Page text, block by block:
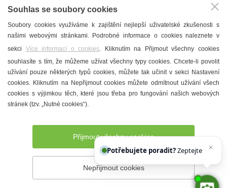
T. G. Masaryk
Mandloně
Ubytování
Restaurace
Městské muzeum a galerie
Denní meníčka
Prohlášení o přístupnosti Správce webu
Souhlas se soubory cookies
Soubory cookies využíváme k zajištění nejlepší uživatelské zkušenosti s
našimi webovými stránkami. Podrobné informace o cookies naleznete v
sekci Více informací o cookies. Kliknutím na Přijmout všechny cookies
souhlasíte s tím, že můžeme užívat všechny typy cookies. Chcete-li povolit
užívání pouze některých typů cookies, můžete tak učinit v sekci Nastavení
cookies. Kliknutím na Nepřijmout cookies můžete odmítnout užívání všech
cookies s výjimkou těch, které jsou třeba pro fungování našich webových
stránek (tzv. „Nutné cookies“).
Přijmout všechny cookies
Nepřijmout cookies
Potřebujete poradit? Zeptejte se našeh